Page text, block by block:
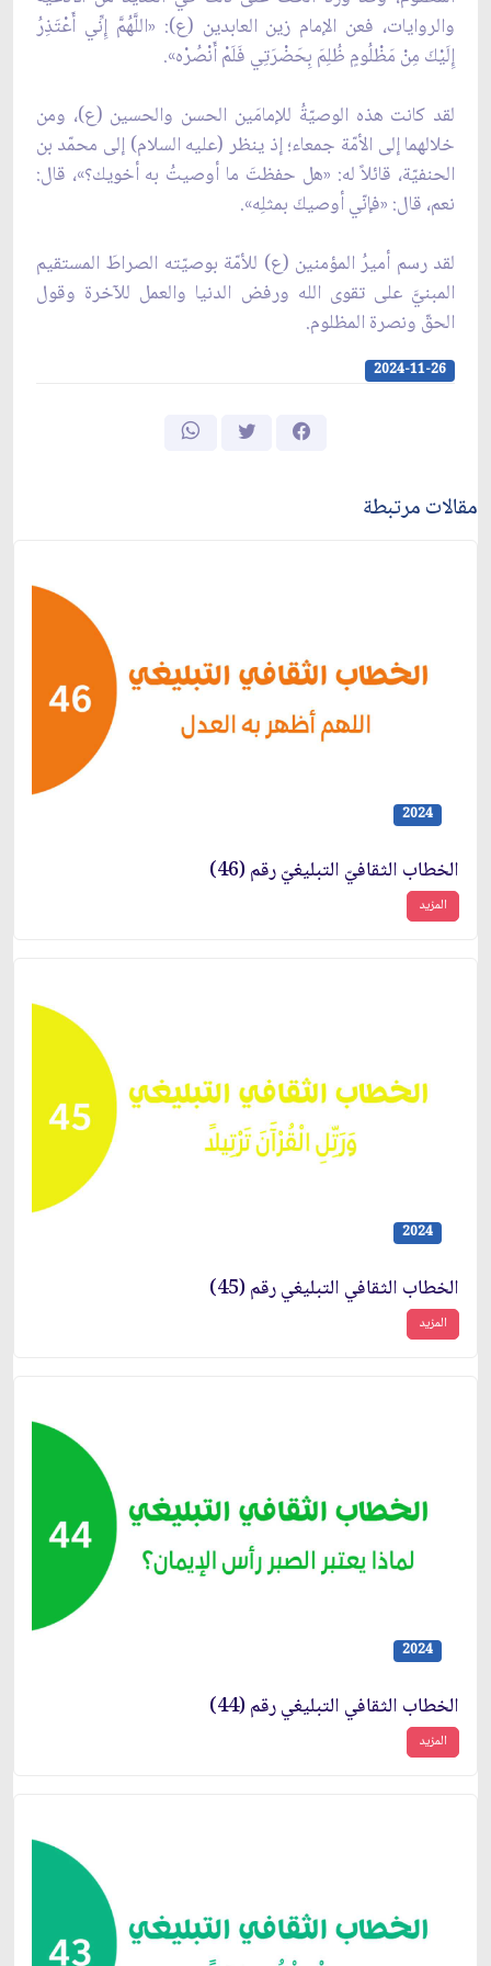
والروايات، فعن الإمام زين العابدين (ع): «اللَّهُمَّ إِنِّي أَعْتَذِرُ
إِلَيْكَ مِنْ مَظْلُومٍ ظُلِمَ بِحَضْرَتِي فَلَمْ أَنْصُرْه».
لقد كانت هذه الوصيّةُ للإمامَين الحسن والحسين (ع)، ومن
خلالهما إلى الأمّة جمعاء؛ إذ ينظر (عليه السلام) إلى محمّد بن
الحنفيّة، قائلاً له: «هل حفظتَ ما أوصيتُ به أخويك؟»، قال:
نعم، قال: «فإنّي أوصيكَ بمثلِه».
لقد رسم أميرُ المؤمنين (ع) للأمّة بوصيّته الصراطَ المستقيم
المبنيَّ على تقوى الله ورفض الدنيا والعمل للآخرة وقول
الحقّ ونصرة المظلوم. ‎
2024-11-26
مقالات مرتبطة
2024
الخطاب الثقافيّ التبليغيّ رقم (46)
المزيد
2024
الخطاب الثقافي التبليغي رقم (45)
المزيد
2024
الخطاب الثقافي التبليغي رقم (44)
المزيد